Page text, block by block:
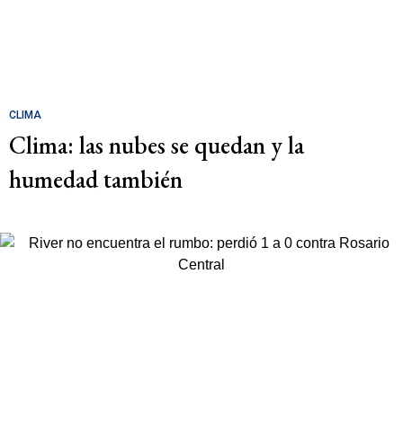
CLIMA
Clima: las nubes se quedan y la
humedad también